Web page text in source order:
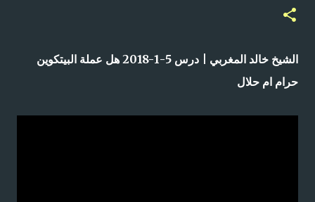
الشيخ خالد المغربي | درس 5-1-2018 هل عملة البيتكوين
حرام ام حلال